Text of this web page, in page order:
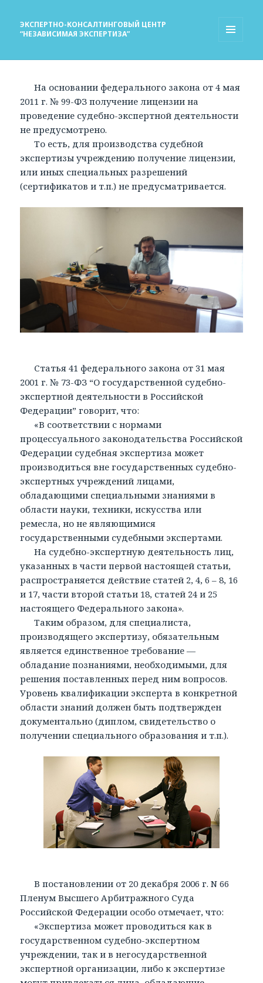
ЭКСПЕРТНО-КОНСАЛТИНГОВЫЙ ЦЕНТР
“НЕЗАВИСИМАЯ ЭКСПЕРТИЗА”
На основании федерального закона от 4 мая
2011 г. № 99-ФЗ получение лицензии на
проведение судебно-экспертной деятельности
не предусмотрено.
То есть, для производства судебной
экспертизы учреждению получение лицензии,
или иных специальных разрешений
(сертификатов и т.п.) не предусматривается.
Статья 41 федерального закона от 31 мая
2001 г. № 73-ФЗ “О государственной судебно-
экспертной деятельности в Российской
Федерации” говорит, что:
«В соответствии с нормами
процессуального законодательства Российской
Федерации судебная экспертиза может
производиться вне государственных судебно-
экспертных учреждений лицами,
обладающими специальными знаниями в
области науки, техники, искусства или
ремесла, но не являющимися
государственными судебными экспертами.
На судебно-экспертную деятельность лиц,
указанных в части первой настоящей статьи,
распространяется действие статей 2, 4, 6 – 8, 16
и 17, части второй статьи 18, статей 24 и 25
настоящего Федерального закона».
Таким образом, для специалиста,
производящего экспертизу, обязательным
является единственное требование —
обладание познаниями, необходимыми, для
решения поставленных перед ним вопросов.
Уровень квалификации эксперта в конкретной
области знаний должен быть подтвержден
документально (диплом, свидетельство о
получении специального образования и т.п.).
В постановлении от 20 декабря 2006 г. N 66
Пленум Высшего Арбитражного Суда
Российской Федерации особо отмечает, что:
«Экспертиза может проводиться как в
государственном судебно-экспертном
учреждении, так и в негосударственной
экспертной организации, либо к экспертизе